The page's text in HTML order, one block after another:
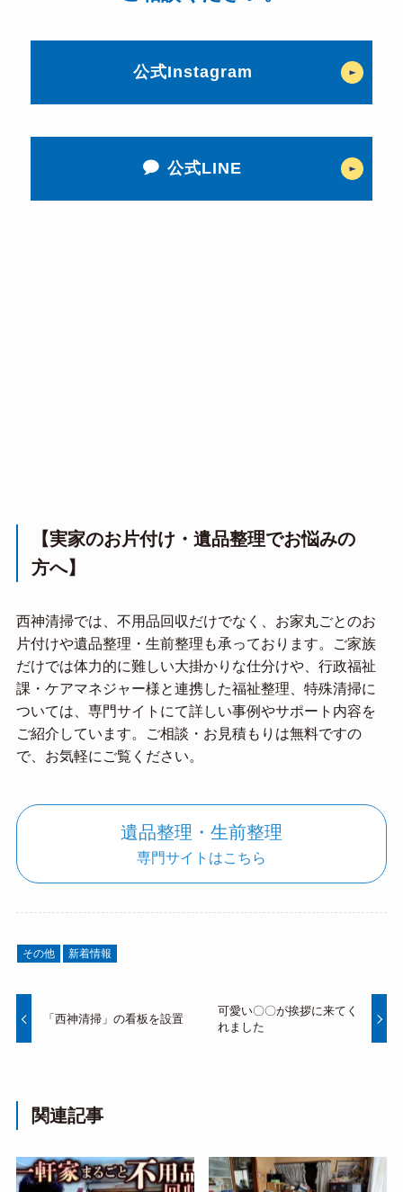
公式Instagram
公式LINE
【実家のお片付け・遺品整理でお悩みの
方へ】
西神清掃では、不用品回収だけでなく、お家丸ごとのお
片付けや遺品整理・生前整理も承っております。ご家族
だけでは体力的に難しい大掛かりな仕分けや、行政福祉
課・ケアマネジャー様と連携した福祉整理、特殊清掃に
ついては、専門サイトにて詳しい事例やサポート内容を
ご紹介しています。ご相談・お見積もりは無料ですの
で、お気軽にご覧ください。
遺品整理・生前整理
専門サイトはこちら
その他 新着情報
「西神清掃」の看板を設置
可愛い〇〇が挨拶に来てく
れました
関連記事